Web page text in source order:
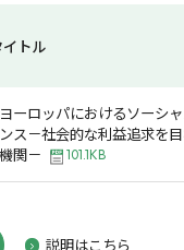
イトル
ヨーロッパにおけるソーシ
ンス－社会的な利益追求を
機関－
101.1KB
説明はこちら